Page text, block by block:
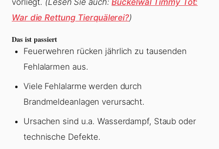
War die Rettung Tierquälerei?)
Das ist passiert
Feuerwehren rücken jährlich zu tausenden
Fehlalarmen aus.
Viele Fehlalarme werden durch
Brandmeldeanlagen verursacht.
Ursachen sind u.a. Wasserdampf, Staub oder
technische Defekte.